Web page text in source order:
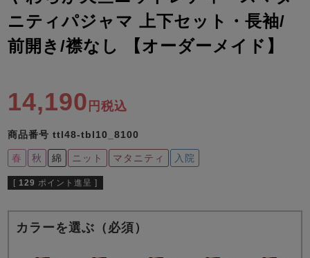
売れ筋ランキング
- Item Ranking -
新着商品
- New Arrival -
すべての季節のパジャマ一覧はこちら
単品
ン単品
単品
ン単品
ニティパジャマ 上下セット・長袖/
前開き/襟なし 【オーダーメイド】
14,190 税込
商品番号 ttl48-tbl10_8100
春 秋 綿 ニット マタニティ 入院
[ 129 ポイント進呈 ]
カラーを選ぶ（必須）